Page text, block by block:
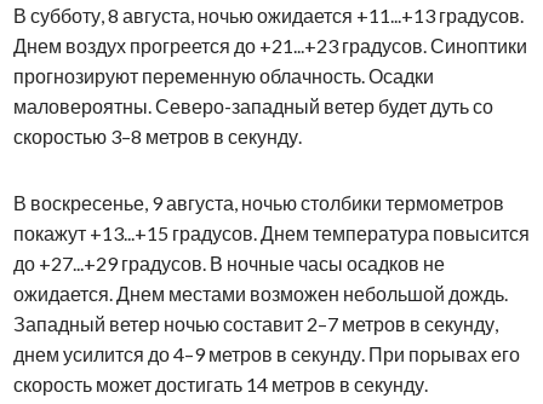
В субботу, 8 августа, ночью ожидается +11...+13 градусов.
Днем воздух прогреется до +21...+23 градусов. Синоптики
прогнозируют переменную облачность. Осадки
маловероятны. Северо-западный ветер будет дуть со
скоростью 3–8 метров в секунду.
В воскресенье, 9 августа, ночью столбики термометров
покажут +13...+15 градусов. Днем температура повысится
до +27...+29 градусов. В ночные часы осадков не
ожидается. Днем местами возможен небольшой дождь.
Западный ветер ночью составит 2–7 метров в секунду,
днем усилится до 4–9 метров в секунду. При порывах его
скорость может достигать 14 метров в секунду.